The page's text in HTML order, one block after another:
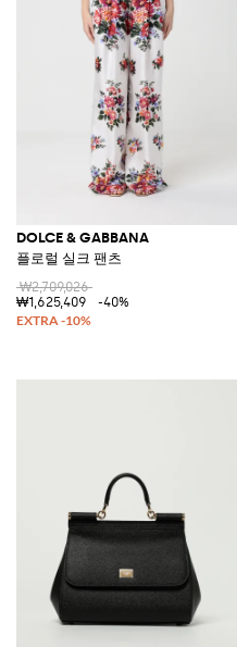
DOLCE & GABBANA
플로럴 실크 팬츠
₩2,709,026
₩1,625,409
-40%